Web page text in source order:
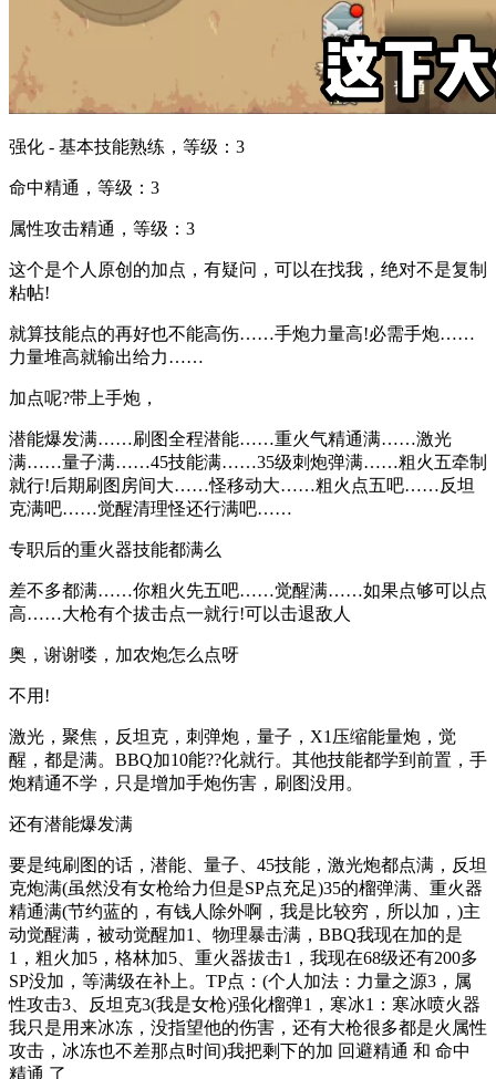
强化 - 基本技能熟练，等级：3
命中精通，等级：3
属性攻击精通，等级：3
这个是个人原创的加点，有疑问，可以在找我，绝对不是复制
粘帖!
就算技能点的再好也不能高伤……手炮力量高!必需手炮……
力量堆高就输出给力……
加点呢?带上手炮，
潜能爆发满……刷图全程潜能……重火气精通满……激光
满……量子满……45技能满……35级刺炮弹满……粗火五牵制
就行!后期刷图房间大……怪移动大……粗火点五吧……反坦
克满吧……觉醒清理怪还行满吧……
专职后的重火器技能都满么
差不多都满……你粗火先五吧……觉醒满……如果点够可以点
高……大枪有个拔击点一就行!可以击退敌人
奥，谢谢喽，加农炮怎么点呀
不用!
激光，聚焦，反坦克，刺弹炮，量子，X1压缩能量炮，觉
醒，都是满。BBQ加10能??化就行。其他技能都学到前置，手
炮精通不学，只是增加手炮伤害，刷图没用。
还有潜能爆发满
要是纯刷图的话，潜能、量子、45技能，激光炮都点满，反坦
克炮满(虽然没有女枪给力但是SP点充足)35的榴弹满、重火器
精通满(节约蓝的，有钱人除外啊，我是比较穷，所以加，)主
动觉醒满，被动觉醒加1、物理暴击满，BBQ我现在加的是
1，粗火加5，格林加5、重火器拔击1，我现在68级还有200多
SP没加，等满级在补上。TP点：(个人加法：力量之源3，属
性攻击3、反坦克3(我是女枪)强化榴弹1，寒冰1：寒冰喷火器
我只是用来冰冻，没指望他的伤害，还有大枪很多都是火属性
攻击，冰冻也不差那点时间)我把剩下的加 回避精通 和 命中
精通 了